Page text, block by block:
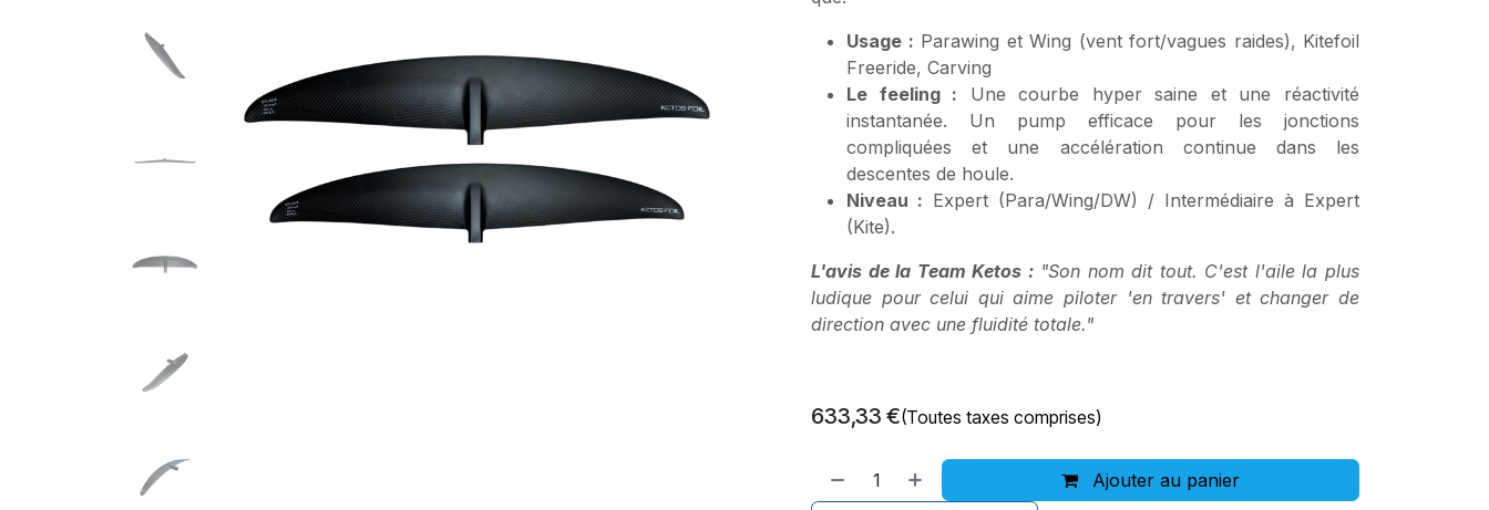
Usage : Parawing et Wing (vent fort/vagues raides), Kitefoil
Freeride, Carving
Le feeling : Une courbe hyper saine et une réactivité
instantanée. Un pump efficace pour les jonctions
compliquées et une accélération continue dans les
descentes de houle.
Niveau : Expert (Para/Wing/DW) / Intermédiaire à Expert
(Kite).
L'avis de la Team Ketos :"Son nom dit tout. C'est l'aile la plus
ludique pour celui qui aime piloter 'en travers' et changer de
direction avec une fluidité totale."
633,33 €(Toutes taxes comprises)
Ajouter au panier